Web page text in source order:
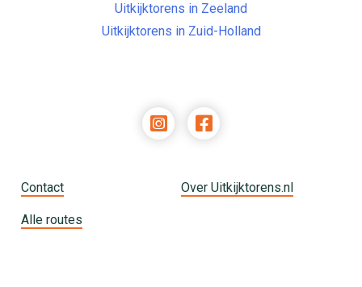
Contact Over Uitkijktorens.nl
Alle routes
Uitkijktorens in Zeeland
Uitkijktorens in Zuid-Holland